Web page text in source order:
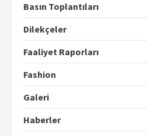
Basın Toplantıları
Dilekçeler
Faaliyet Raporları
Fashion
Galeri
Haberler